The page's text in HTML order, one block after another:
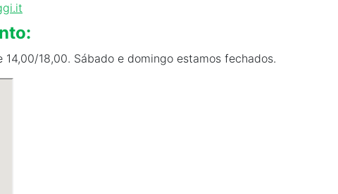
18,00. Sábado e domingo estamos fechados.